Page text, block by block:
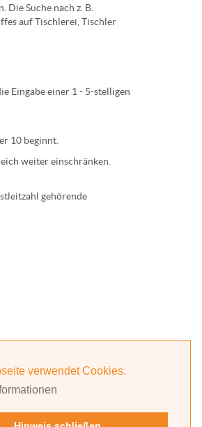
verwendet Cookies.
Suche nach z. B.
aufTischlerei Tischler
Eingabe einer 1 - 5-stelligen
10 beginnt.
weiter einschränken.
gehörende